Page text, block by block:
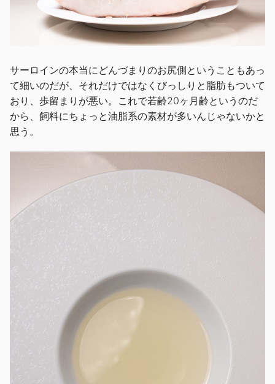
サーロインの本当にどんづまりのお尻側ということもあっ
て細いのだが、それだけではなくびっしりと脂肪もついて
おり、歩留まりが悪い。これで若齢20ヶ月齢というのだ
から、飼料にちょっと油脂系の素材が多いんじゃないかと
思う。